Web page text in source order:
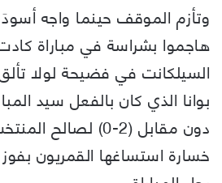
وتأزم الموقف حينما واجه
هاجموا بشراسة في مباراة
السيلكانت في فضيحة لولا
بوانا الذي كان بالفعل سيد
دون مقابل (2-0)
خسارة استساغها القمريون